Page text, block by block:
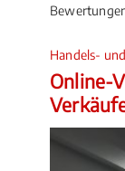
Handels-
Online-